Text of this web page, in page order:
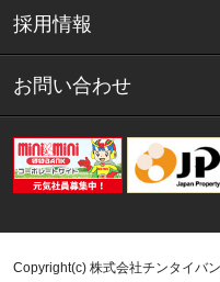
採用情報
お問い合わせ
Copyright(c) 株式会社チンタイバ